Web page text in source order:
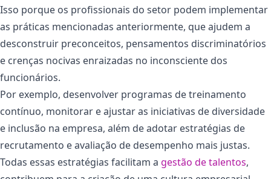
Isso porque os profissionais do setor podem implementar
as práticas mencionadas anteriormente, que ajudem a
desconstruir preconceitos, pensamentos discriminatórios
e crenças nocivas enraizadas no inconsciente dos
funcionários.
Por exemplo, desenvolver programas de treinamento
contínuo, monitorar e ajustar as iniciativas de diversidade
e inclusão na empresa, além de adotar estratégias de
recrutamento e avaliação de desempenho mais justas.
Todas essas estratégias facilitam a gestão de talentos,